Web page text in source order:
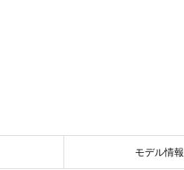
モデル情報